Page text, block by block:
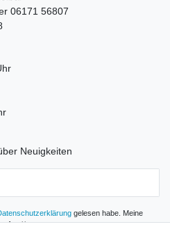
06171 56807
Neuigkeiten
gelesen habe. Meine